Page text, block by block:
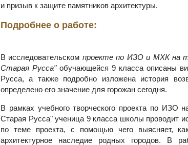
и призыв к защите памятников архитектуры.
Подробнее о работе:
В исследовательском проекте по ИЗО и МХК на
Старая Русса"обучающейся 9 класса описаны
Русса, а также подробно изложена история
определено его значение для горожан сегодня.
В рамках учебного творческого проекта по ИЗО
Старая Русса" ученица 9 класса школы проводит
по теме проекта, с помощью чего выясняет,
архитектурное наследие родных городов. В